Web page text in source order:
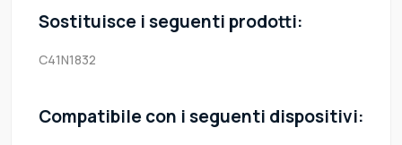
Sostituisce i seguenti prodotti:
C41N1832
Compatibile con i seguenti dispositivi: